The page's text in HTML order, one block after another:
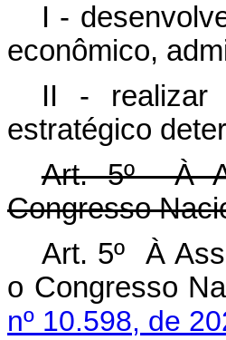
I -
econômico,
II - realizar
estratégico
Art. 5º À
Congresso
Art. 5ºÀ
o Congresso
nº 10.598, de